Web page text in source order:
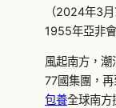
（2024年3
1955年亞非
風起南方，潮
77國集團，
包養全球南方